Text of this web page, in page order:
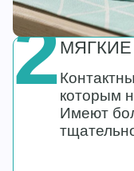
2которым
Имеют